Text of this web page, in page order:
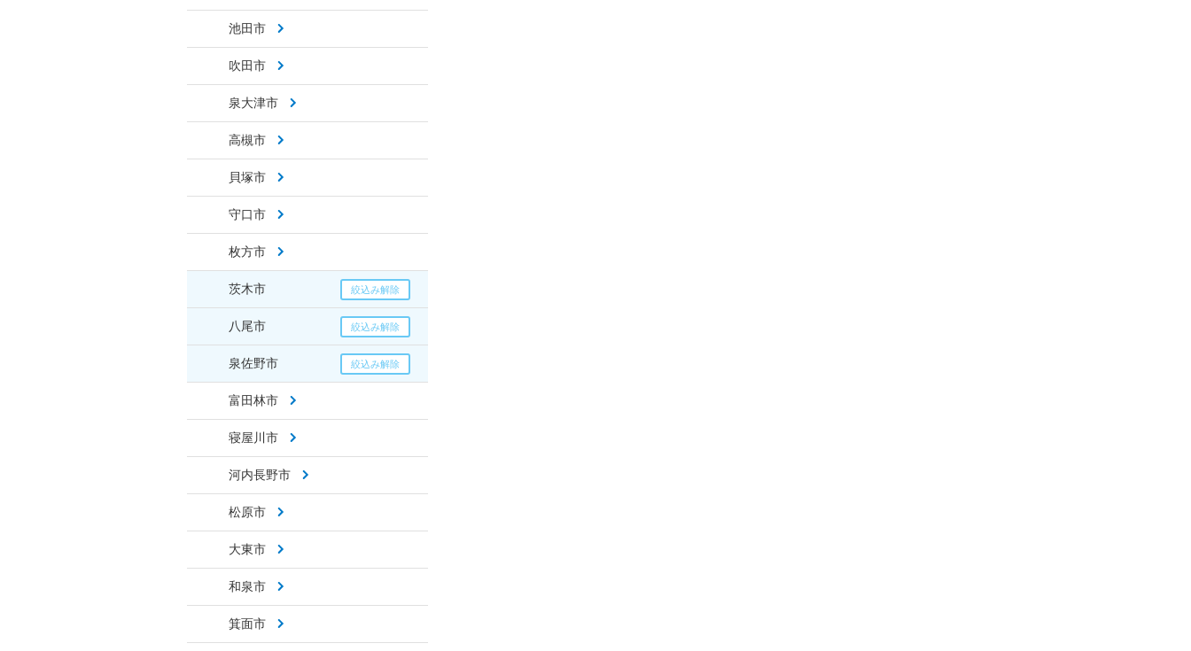
池田市
吹田市
泉大津市
高槻市
貝塚市
守口市
枚方市
茨木市
八尾市
泉佐野市
富田林市
寝屋川市
河内長野市
松原市
大東市
和泉市
箕面市